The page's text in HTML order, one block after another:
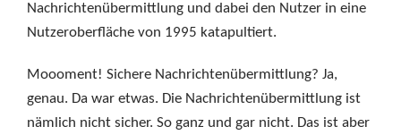
Nachrichtenübermittlung und dabei den Nutzer in eine
Nutzeroberfläche von 1995 katapultiert.
Moooment! Sichere Nachrichtenübermittlung? Ja,
genau. Da war etwas. Die Nachrichtenübermittlung ist
nämlich nicht sicher. So ganz und gar nicht. Das ist aber